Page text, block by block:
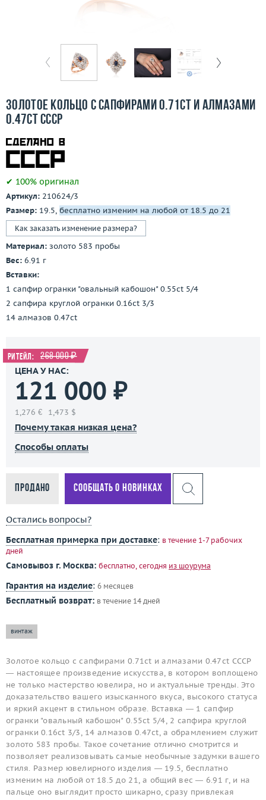
Бесплатная доставка
О компании
Контакты
3D-тур по шоуруму
Золотое кольцо с сапфирами 0.71ct и алмазами
0.47ct СССР
✔ 100% оригинал
Артикул: 210624/3
Размер: 19.5, бесплатно изменим на любой от 18.5 до 21
Как заказать изменение размера?
Материал: золото 583 пробы
Вес: 6.91 г
Вставки:
1 сапфир огранки "овальный кабошон" 0.55ct 5/4
2 сапфира круглой огранки 0.16ct 3/3
14 алмазов 0.47ct
Ритейл: 268 000 ₽
ЦЕНА У НАС:
121 000 ₽
1,276 € 1,473 $
Почему такая низкая цена?
Способы оплаты
Продано Сообщать о новинках
Остались вопросы?
Бесплатная примерка при доставке: в течение 1-7 рабочих
дней
Самовывоз г. Москва: бесплатно, сегодня из шоурума
Гарантия на изделие: 6 месяцев
Бесплатный возврат: в течение 14 дней
винтаж
Золотое кольцо с сапфирами 0.71ct и алмазами 0.47ct СССР
— настоящее произведение искусства, в котором воплощено
не только мастерство ювелира, но и актуальные тренды. Это
доказательство вашего изысканного вкуса, высокого статуса
и яркий акцент в стильном образе. Вставка — 1 сапфир
огранки "овальный кабошон" 0.55ct 5/4, 2 сапфира круглой
огранки 0.16ct 3/3, 14 алмазов 0.47ct, а обрамлением служит
золото 583 пробы. Такое сочетание отлично смотрится и
позволяет реализовывать самые необычные задумки вашего
стиля. Размер ювелирного изделия — 19.5, бесплатно
изменим на любой от 18.5 до 21, а общий вес — 6.91 г, и на
пальце оно выглядит просто шикарно, сразу привлекая